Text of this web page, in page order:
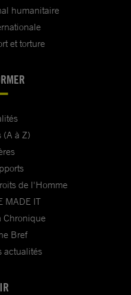
humanitaire
et torture
(A à Z)
de l'Homme
MADE IT
Chronique
Bref
actualités